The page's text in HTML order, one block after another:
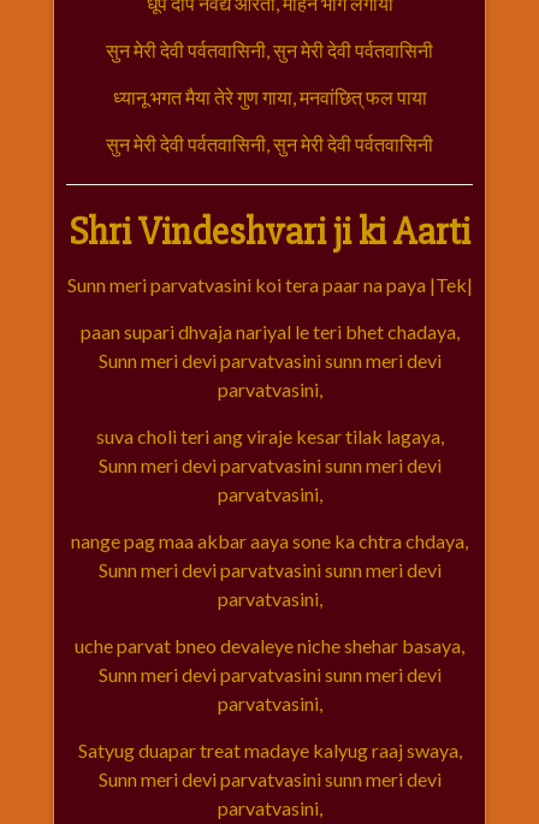
सुन मेरी देवी पर्वतवासिनी, सुन मेरी देवी पर्वतवासिनी
ध्यानू भगत मैया तेरे गुण गाया, मनवांछित् फल पाया
सुन मेरी देवी पर्वतवासिनी, सुन मेरी देवी पर्वतवासिनी
Shri Vindeshvari ji ki Aarti
Sunn meri parvatvasini koi tera paar na paya |Tek|
paan supari dhvaja nariyal le teri bhet chadaya,
Sunn meri devi parvatvasini sunn meri devi
parvatvasini,
suva choli teri ang viraje kesar tilak lagaya,
Sunn meri devi parvatvasini sunn meri devi
parvatvasini,
nange pag maa akbar aaya sone ka chtra chdaya,
Sunn meri devi parvatvasini sunn meri devi
parvatvasini,
uche parvat bneo devaleye niche shehar basaya,
Sunn meri devi parvatvasini sunn meri devi
parvatvasini,
Satyug duapar treat madaye kalyug raaj swaya,
Sunn meri devi parvatvasini sunn meri devi
parvatvasini,